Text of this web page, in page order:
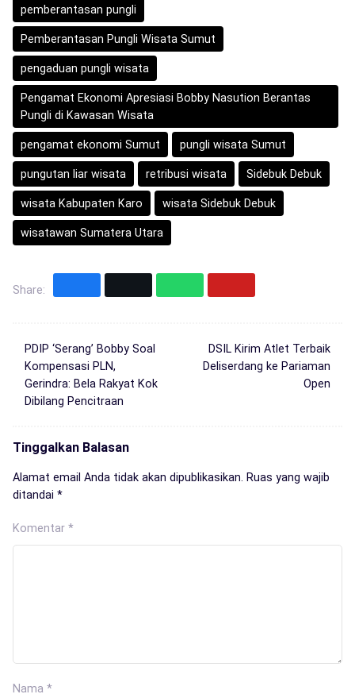
pemberantasan pungli
Pemberantasan Pungli Wisata Sumut
pengaduan pungli wisata
Pengamat Ekonomi Apresiasi Bobby Nasution Berantas
Pungli di Kawasan Wisata
pengamat ekonomi Sumut pungli wisata Sumut
pungutan liar wisata retribusi wisata Sidebuk Debuk
wisata Kabupaten Karo wisata Sidebuk Debuk
wisatawan Sumatera Utara
Share:
PDIP ‘Serang’ Bobby Soal
Kompensasi PLN,
Gerindra: Bela Rakyat Kok
Dibilang Pencitraan
DSIL Kirim Atlet Terbaik
Deliserdang ke Pariaman
Open
Tinggalkan Balasan
Alamat email Anda tidak akan dipublikasikan.
Ruas yang wajib
ditandai *
Komentar *
Nama *